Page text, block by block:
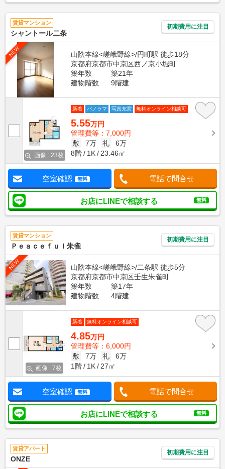
賃貸マンション
シャントール二条
初期費用に注目
NEW
山陰本線<嵯峨野線>/円町駅 徒歩18分
京都府京都市中京区西ノ京小堀町
築年数
築21年
建物階数
9階建
画像 : 23枚
新着 パノラマ 写真充実 無料オンライン相談可
5.55万円
管理費等：7,000円
敷
7万 礼
6万
8階
1K 23.46㎡
空室確認 無料 電話で問合せ
お店にLINEで相談する 無料
賃貸マンション
Ｐｅａｃｅｆｕｌ朱雀
初期費用に注目
NEW
山陰本線<嵯峨野線>/二条駅 徒歩5分
京都府京都市中京区壬生朱雀町
築年数
築17年
建物階数
4階建
画像 : 7枚
新着 無料オンライン相談可
4.85万円
管理費等：6,000円
敷
7万 礼
6万
1階
1K 27㎡
空室確認 無料 電話で問合せ
お店にLINEで相談する 無料
賃貸アパート
ONZE
初期費用に注目